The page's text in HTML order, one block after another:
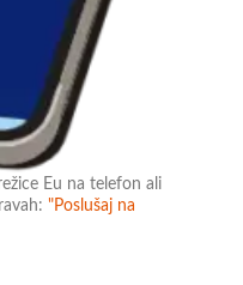
Eu na telefon ali
"Poslušaj na